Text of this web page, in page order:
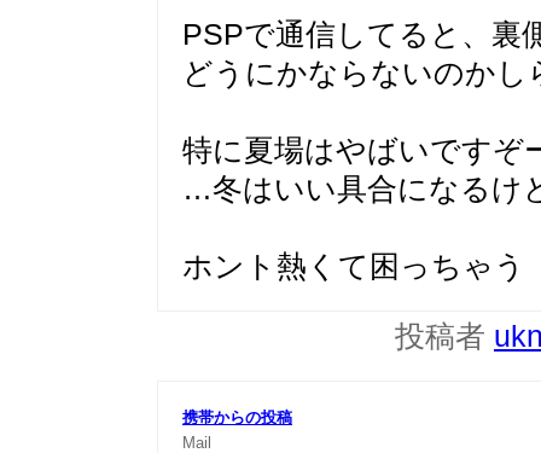
PSPで通信してると、裏
どうにかならないのかし
特に夏場はやばいですぞ
…冬はいい具合になるけ
ホント熱くて困っちゃう
投稿者
携帯からの投稿
Mail